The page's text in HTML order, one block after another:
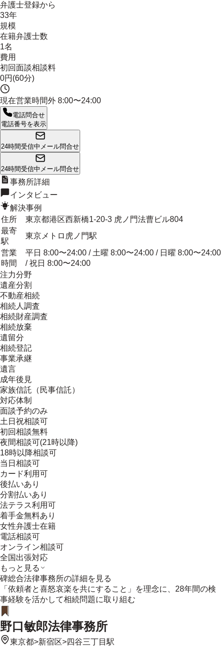
弁護士登録から
33年
規模
在籍弁護士数
1名
費用
初回面談相談料
0円(60分)
現在営業時間外 8:00〜24:00
電話問合せ
電話番号を表示
24時間受信中 メール問合せ
24時間受信中 メール問合せ
事務所詳細
インタビュー
解決事例
住所
東京都港区西新橋1-20-3 虎ノ門法曹ビル804
最寄
駅
東京メトロ虎ノ門駅
営業
時間
平日 8:00〜24:00 / 土曜 8:00〜24:00 / 日曜 8:00〜24:00
/ 祝日 8:00〜24:00
注力分野
遺産分割
不動産相続
相続人調査
相続財産調査
相続放棄
遺留分
相続登記
事業承継
遺言
成年後見
家族信託（民事信託）
対応体制
面談予約のみ
土日祝相談可
初回相談無料
夜間相談可(21時以降)
18時以降相談可
当日相談可
カード利用可
後払いあり
分割払いあり
法テラス利用可
着手金無料あり
女性弁護士在籍
電話相談可
オンライン相談可
全国出張対応
もっと見る
碑総合法律事務所の詳細を見る
「依頼者と喜怒哀楽を共にすること」を理念に、28年間の検
事経験を活かして相続問題に取り組む
野口敏郎法律事務所
東京都>新宿区>四谷三丁目駅